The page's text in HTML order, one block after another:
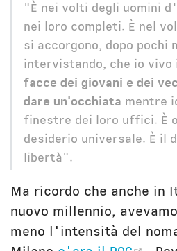
"È nei volti degli uomini
nei loro completi. È nel
si accorgono, dopo pochi
intervistando, che io vivo
facce dei giovani e dei
dare un'occhiata mentre
finestre dei loro uffici. È
desiderio universale. È il
libertà".
Ma ricordo che anche in
nuovo millennio,
meno l'intensità del